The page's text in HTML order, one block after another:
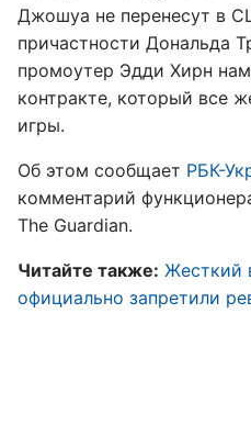
Джошуа не перенесут в
причастности Дональда
промоутер Эдди Хирн
контракте, который все
игры.
Об этом сообщает РБК-
комментарий
The Guardian.
Читайте также: Жесткий
официально запретили